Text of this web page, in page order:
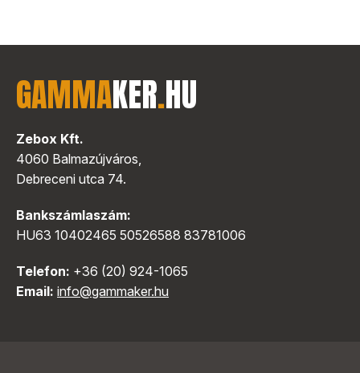
GAMMAKER.HU
Zebox Kft.
4060 Balmazújváros,
Debreceni utca 74.
Bankszámlaszám:
HU63 10402465 50526588 83781006
Telefon: +36 (20) 924-1065
Email: info@gammaker.hu